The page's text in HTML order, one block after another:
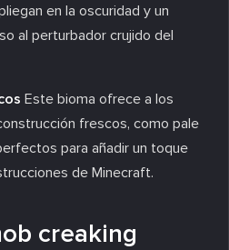
en la oscuridad y un
al perturbador crujido del
Este bioma ofrece a los
frescos, como pale
para añadir un toque
de Minecraft.
creaking